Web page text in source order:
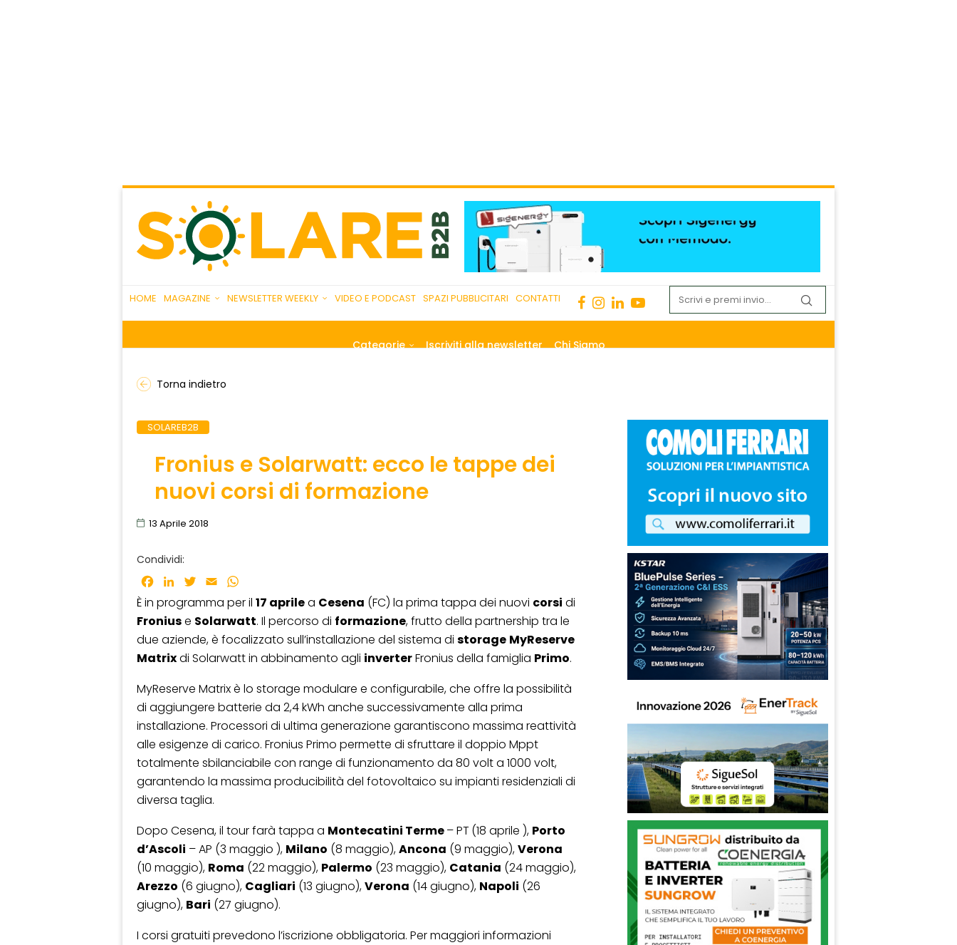
HOME MAGAZINE NEWSLETTER WEEKLY VIDEO E PODCAST SPAZI PUBBLICITARI CONTATTI
Categorie Iscriviti alla newsletter Chi Siamo
Torna indietro
SOLAREB2B
Fronius e Solarwatt: ecco le tappe dei
nuovi corsi di formazione
13 Aprile 2018
Condividi:
Facebook
LinkedInTwitter
Email
È in programma per il 17 aprilea Cesena (FC) la prima tappa dei nuovi corsi di
Froniuse Solarwatt. Il percorso di formazione, frutto della partnership tra le
due aziende, è focalizzato sull’installazione del sistema di storage MyReserve
Matrixdi Solarwatt in abbinamento agli inverterFronius della famiglia Primo.
MyReserve Matrix è lo storage modulare e configurabile, che offre la possibilità
di aggiungere batterie da 2,4 kWh anche successivamente alla prima
installazione. Processori di ultima generazione garantiscono massima reattività
alle esigenze di carico. Fronius Primo permette di sfruttare il doppio Mppt
totalmente sbilanciabile con range di funzionamento da 80 volt a 1000 volt,
garantendo la massima producibilità del fotovoltaico su impianti residenziali di
diversa taglia.
Dopo Cesena, il tour farà tappa a Montecatini Terme– PT (18 aprile ), Porto
d’Ascoli – AP (3 maggio ), Milano (8 maggio),Ancona (9 maggio),Verona
(10 maggio), Roma (22 maggio), Palermo (23 maggio), Catania (24 maggio),
Arezzo (6 giugno), Cagliari (13 giugno),Verona (14 giugno), Napoli (26
giugno), Bari (27 giugno).
I corsi gratuiti prevedono l’iscrizione obbligatoria. Per maggiori informazioni